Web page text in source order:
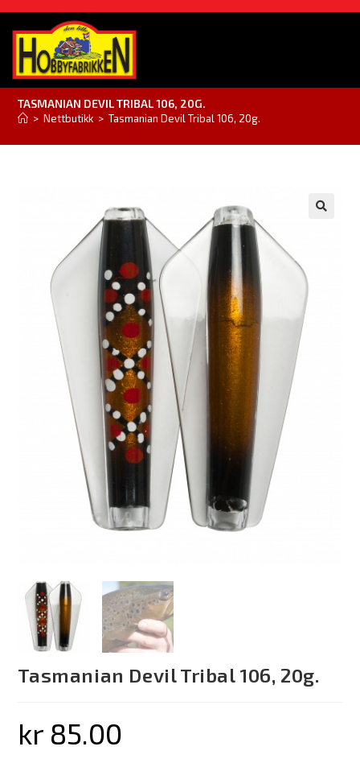
TASMANIAN DEVIL TRIBAL 106, 20G.
> Nettbutikk > Tasmanian Devil Tribal 106, 20g.
Tasmanian Devil Tribal 106, 20g.
kr 85.00